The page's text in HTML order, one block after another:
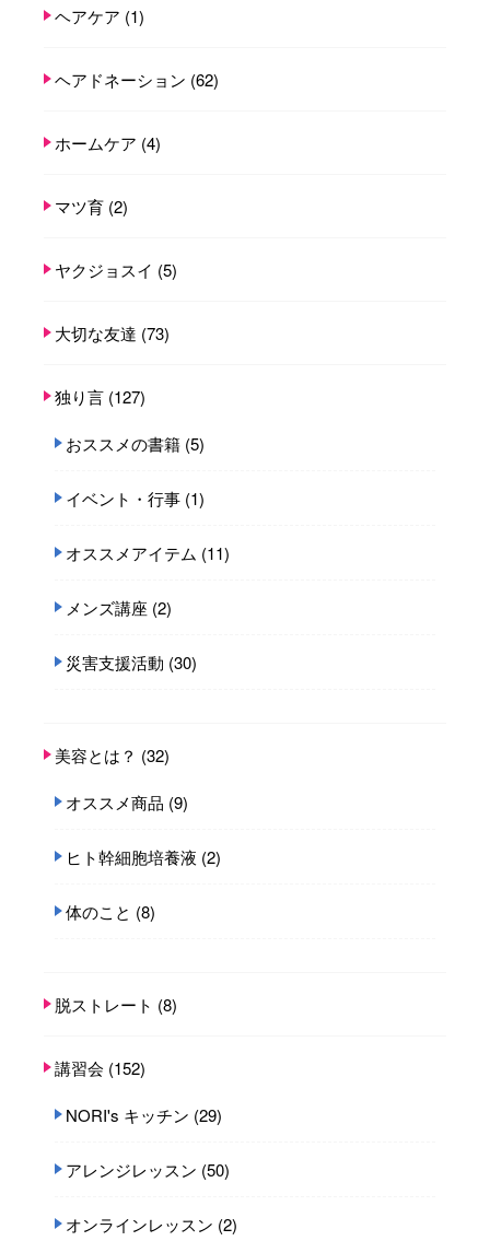
ヘアケア (1)
ヘアドネーション (62)
ホームケア (4)
マツ育 (2)
ヤクジョスイ (5)
大切な友達 (73)
独り言 (127)
おススメの書籍 (5)
イベント・行事 (1)
オススメアイテム (11)
メンズ講座 (2)
災害支援活動 (30)
美容とは？ (32)
オススメ商品 (9)
ヒト幹細胞培養液 (2)
体のこと (8)
脱ストレート (8)
講習会 (152)
NORI's キッチン (29)
アレンジレッスン (50)
オンラインレッスン (2)